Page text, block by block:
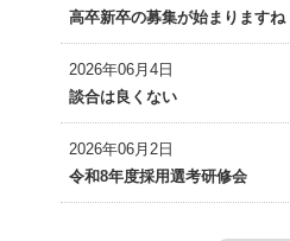
高卒新卒の募集が始まりますね
2026年06月4日
談合は良くない
2026年06月2日
令和8年度採用選考研修会